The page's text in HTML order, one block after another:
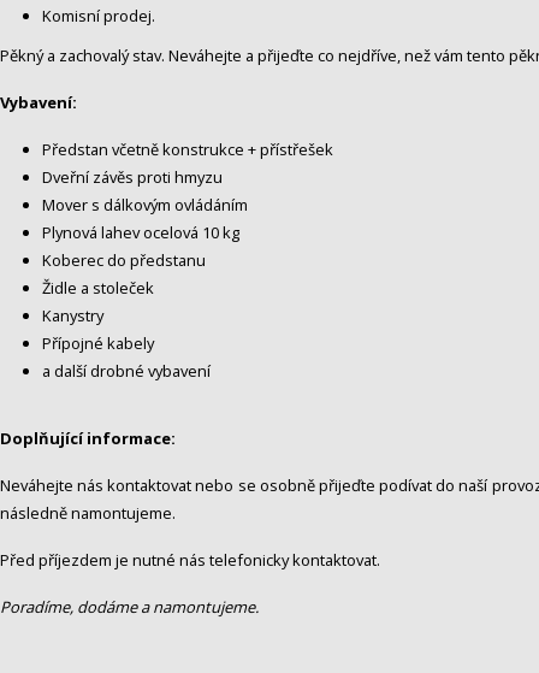
Komisní prodej.
Pěkný a zachovalý stav. Neváhejte a přijeďte co nejdříve, než vám tento
Vybavení:
Předstan včetně konstrukce + přístřešek
Dveřní závěs proti hmyzu
Mover s dálkovým ovládáním
Plynová lahev ocelová 10 kg
Koberec do předstanu
Židle a stoleček
Kanystry
Přípojné kabely
a další drobné vybavení
Doplňující informace:
Neváhejte nás kontaktovat nebo se osobně přijeďte podívat do naší
následně namontujeme.
Před příjezdem je nutné nás telefonicky kontaktovat.
Poradíme, dodáme a namontujeme.